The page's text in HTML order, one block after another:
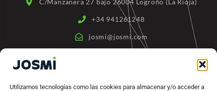
Utilizamos tecnologías como las cookies para almacenar y/o acceder a
Quienes somos
C/Manzanera 27 bajo 26004 Logroño (La Rioja)
+34 941261248
josmi@josmi.com
f